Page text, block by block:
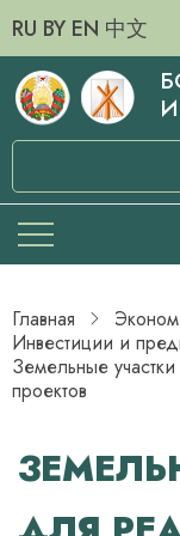
RU BY EN 中文
Главная
Инвестиции и
Земельные
проектов